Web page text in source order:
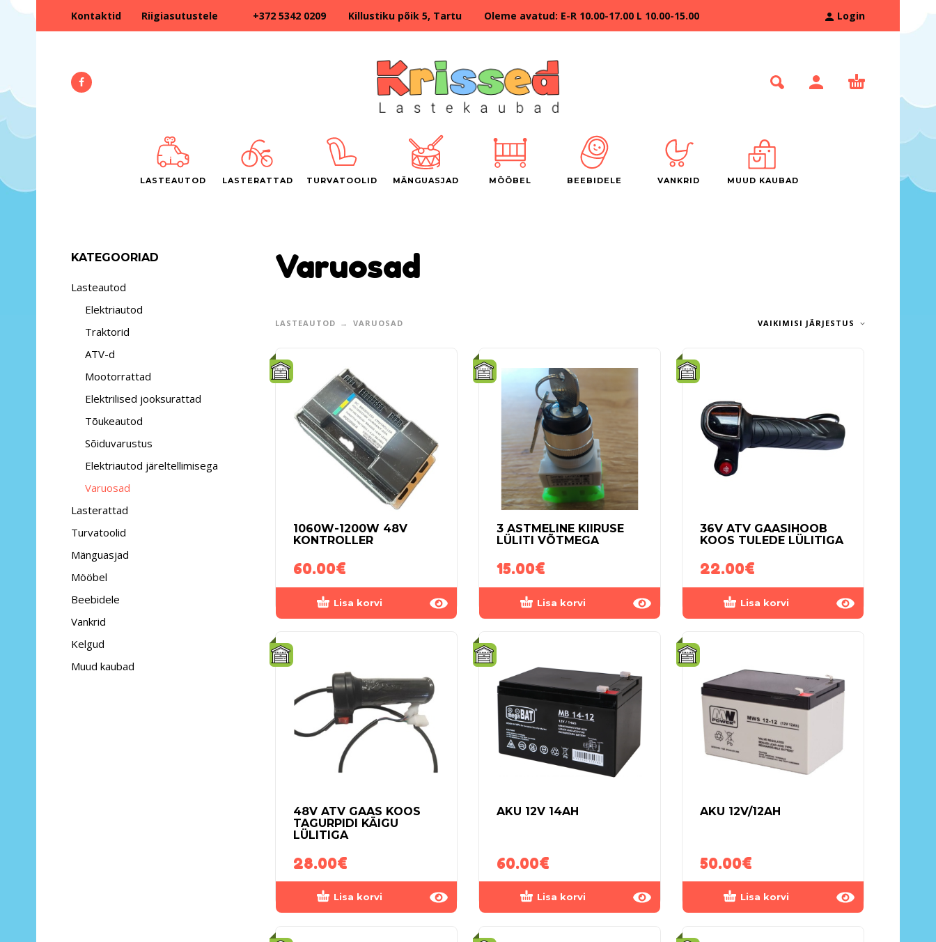
Kontaktid Riigiasutustele +372 5342 0209 Killustiku põik 5, Tartu Oleme avatud: E-R 10.00-17.00 L 10.00-15.00 Login
LASTEAUTOD LASTERATTAD TURVATOOLID MÄNGUASJAD MÖÖBEL BEEBIDELE VANKRID MUUD KAUBAD
KATEGOORIAD
Lasteautod
Elektriautod
Traktorid
ATV-d
Mootorrattad
Elektrilised jooksurattad
Tõukeautod
Sõiduvarustus
Elektriautod järeltellimisega
Varuosad
Lasterattad
Turvatoolid
Mänguasjad
Mööbel
Beebidele
Vankrid
Kelgud
Muud kaubad
Varuosad
LASTEAUTOD VARUOSAD VAIKIMISI JÄRJESTUS
1060W-1200W 48V
KONTROLLER
60.00€
Lisa korvi
3 ASTMELINE KIIRUSE
LÜLITI VÕTMEGA
15.00€
Lisa korvi
36V ATV GAASIHOOB
KOOS TULEDE LÜLITIGA
22.00€
Lisa korvi
48V ATV GAAS KOOS
TAGURPIDI KÄIGU
LÜLITIGA
28.00€
Lisa korvi
AKU 12V 14AH
60.00€
Lisa korvi
AKU 12V/12AH
50.00€
Lisa korvi